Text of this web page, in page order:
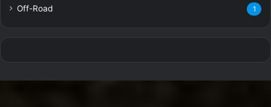
Off-Road 1